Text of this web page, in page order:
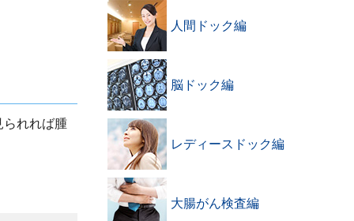
られれば腫
人間ドック編
脳ドック編
レディースドック編
大腸がん検査編